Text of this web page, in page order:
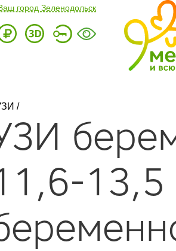
город Зеленодольск
/
13,5